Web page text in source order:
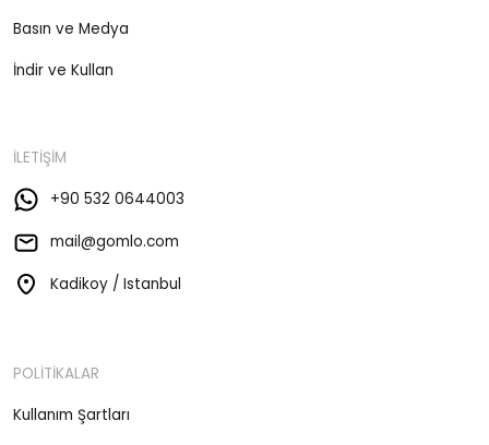
Basın ve Medya
İndir ve Kullan
İLETİŞİM
+90 532 0644003
mail@gomlo.com
Kadikoy / Istanbul
POLİTİKALAR
Kullanım Şartları